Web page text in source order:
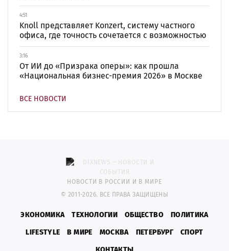
4:51
Knoll представляет Konzert, систему частного
офиса, где точность сочетается с возможностью
3:16
От ИИ до «Призрака оперы»: как прошла
«Национальная бизнес-премия 2026» в Москве
ВСЕ НОВОСТИ
НОВОСТИ В РОССИИ И В МИРЕ
© 2011-2026. ВСЕ ПРАВА ЗАЩИЩЕНЫ
ЭКОНОМИКА ТЕХНОЛОГИИ ОБЩЕСТВО
ПОЛИТИКА
LIFESTYLE
В МИРЕ МОСКВА ПЕТЕРБУРГ
СПОРТ